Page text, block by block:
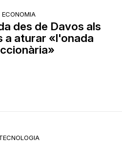
ECONOMIA
des de Davos als
a aturar «l'onada